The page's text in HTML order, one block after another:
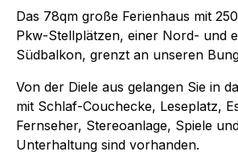
Das 78qm große Ferienhaus mit
Pkw-Stellplätzen, einer Nord- und
Südbalkon, grenzt an unseren
Von der Diele aus gelangen Sie in
mit Schlaf-Couchecke, Leseplatz,
Fernseher, Stereoanlage, Spiele
Unterhaltung sind vorhanden.